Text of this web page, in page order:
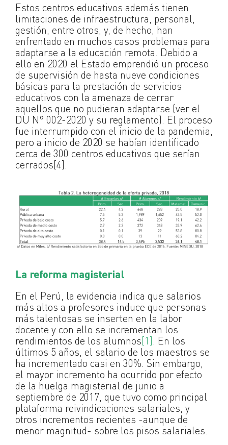
Estos centros educativos además tienen
limitaciones de infraestructura, personal,
gestión, entre otros, y, de hecho, han
enfrentado en muchos casos problemas para
adaptarse a la educación remota. Debido a
ello en 2020 el Estado emprendió un proceso
de supervisión de hasta nueve condiciones
básicas para la prestación de servicios
educativos con la amenaza de cerrar
aquellos que no pudieran adaptarse (ver el
DU N° 002-2020 y su reglamento). El proceso
fue interrumpido con el inicio de la pandemia,
pero a inicio de 2020 se habían identificado
cerca de 300 centros educativos que serían
cerrados[4].
La reforma magisterial
En el Perú, la evidencia indica que salarios
más altos a profesores induce que personas
más talentosas se inserten en la labor
docente y con ello se incrementan los
rendimientos de los alumnos[1] . En los
últimos 5 años, el salario de los maestros se
ha incrementado casi en 30%. Sin embargo,
el mayor incremento ha ocurrido por efecto
de la huelga magisterial de junio a
septiembre de 2017, que tuvo como principal
plataforma reivindicaciones salariales, y
otros incrementos recientes -aunque de
menor magnitud- sobre los pisos salariales.